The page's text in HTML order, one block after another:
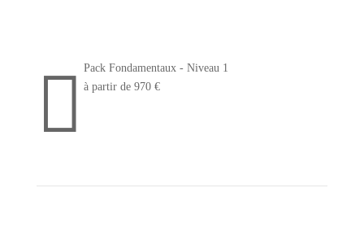
 Pack Fondamentaux - Niveau 1
à partir de 970 €